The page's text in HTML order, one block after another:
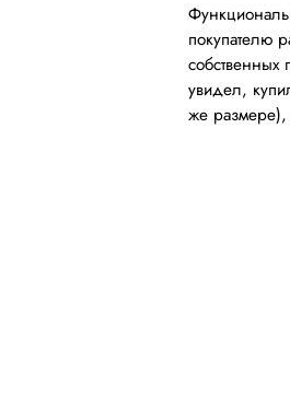
покупателю
собственных
увидел,
же